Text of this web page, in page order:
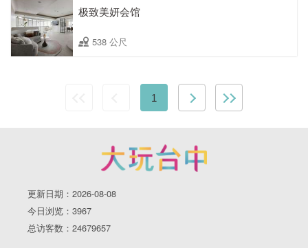
极致美妍会馆
538 公尺
1
更新日期：2026-08-08
今日浏览：3967
总访客数：24679657